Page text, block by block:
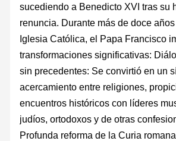
sucediendo a Benedicto XVI tras su
renuncia. Durante más de doce
Iglesia Católica, el Papa Francisco
transformaciones significativas:
sin precedentes: Se convirtió en un
acercamiento entre religiones,
encuentros históricos con líderes
judíos, ortodoxos y de otras
Profunda reforma de la Curia